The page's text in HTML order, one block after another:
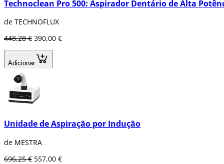
Technoclean Pro 500: Aspirador Dentário de Alta
de TECHNOFLUX
448,28 € 390,00 €
Adicionar
Unidade de Aspiração por Indução
de MESTRA
696,25 € 557,00 €